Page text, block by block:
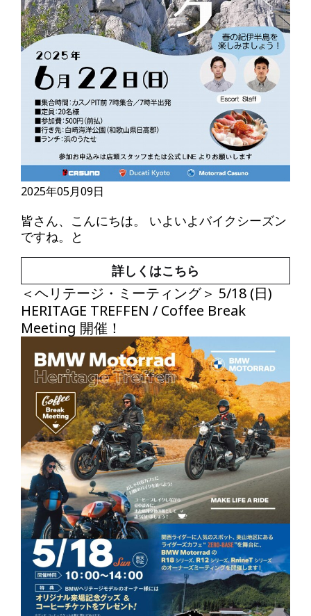
皆さん、こんにちは。 いよいよバイクシーズン
ですね。と
2025年05月09日
詳しくはこちら
＜ヘリテージ・ミーティング＞ 5/18 (日)
HERITAGE TREFFEN / Coffee Break
Meeting 開催！